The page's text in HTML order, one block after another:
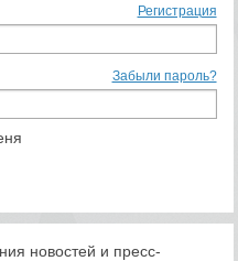
Регистрация
Забыли пароль?
новостей и пресс-